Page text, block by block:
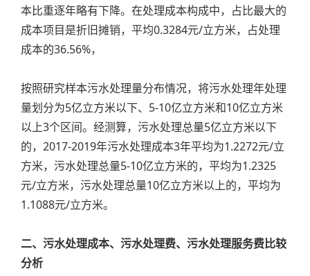
本比重逐年略有下降。在处理成本构成中，占比最大的
成本项目是折旧摊销，平均0.3284元/立方米，占处理
成本的36.56%，
按照研究样本污水处理量分布情况，将污水处理年处理
量划分为5亿立方米以下、5-10亿立方米和10亿立方米
以上3个区间。经测算，污水处理总量5亿立方米以下
的，2017-2019年污水处理成本3年平均为1.2272元/立
方米，污水处理总量5-10亿立方米的，平均为1.2325
元/立方米，污水处理总量10亿立方米以上的，平均为
1.1088元/立方米。
二、污水处理成本、污水处理费、污水处理服务费比较
分析